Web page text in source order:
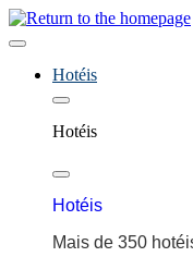
Hotéis
Hotéis
Hotéis
Mais de 350